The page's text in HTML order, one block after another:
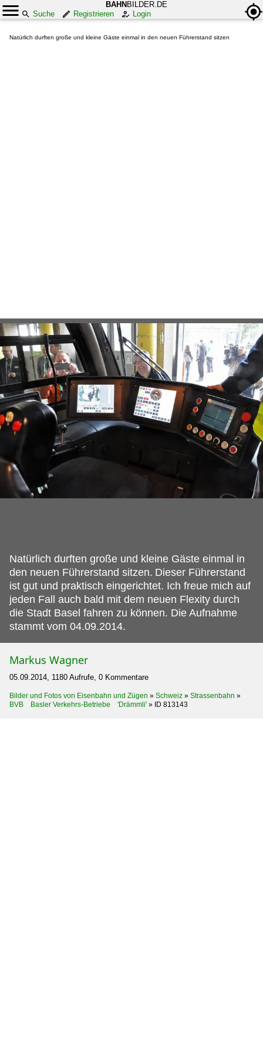
BAHN BILDER.DE
Suche
Registrieren Login
Natürlich durften große und kleine Gäste einmal in den neuen Führerstand sitzen
Natürlich durften große und kleine Gäste einmal in
den neuen Führerstand sitzen. Dieser Führerstand
ist gut und praktisch eingerichtet. Ich freue mich auf
jeden Fall auch bald mit dem neuen Flexity durch
die Stadt Basel fahren zu können. Die Aufnahme
stammt vom 04.09.2014.
Markus Wagner
05.09.2014, 1180 Aufrufe, 0 Kommentare
Bilder und Fotos von Eisenbahn und Zügen » Schweiz » Strassenbahn »
BVB Basler Verkehrs-Betriebe 'Drämmli' » ID 813143